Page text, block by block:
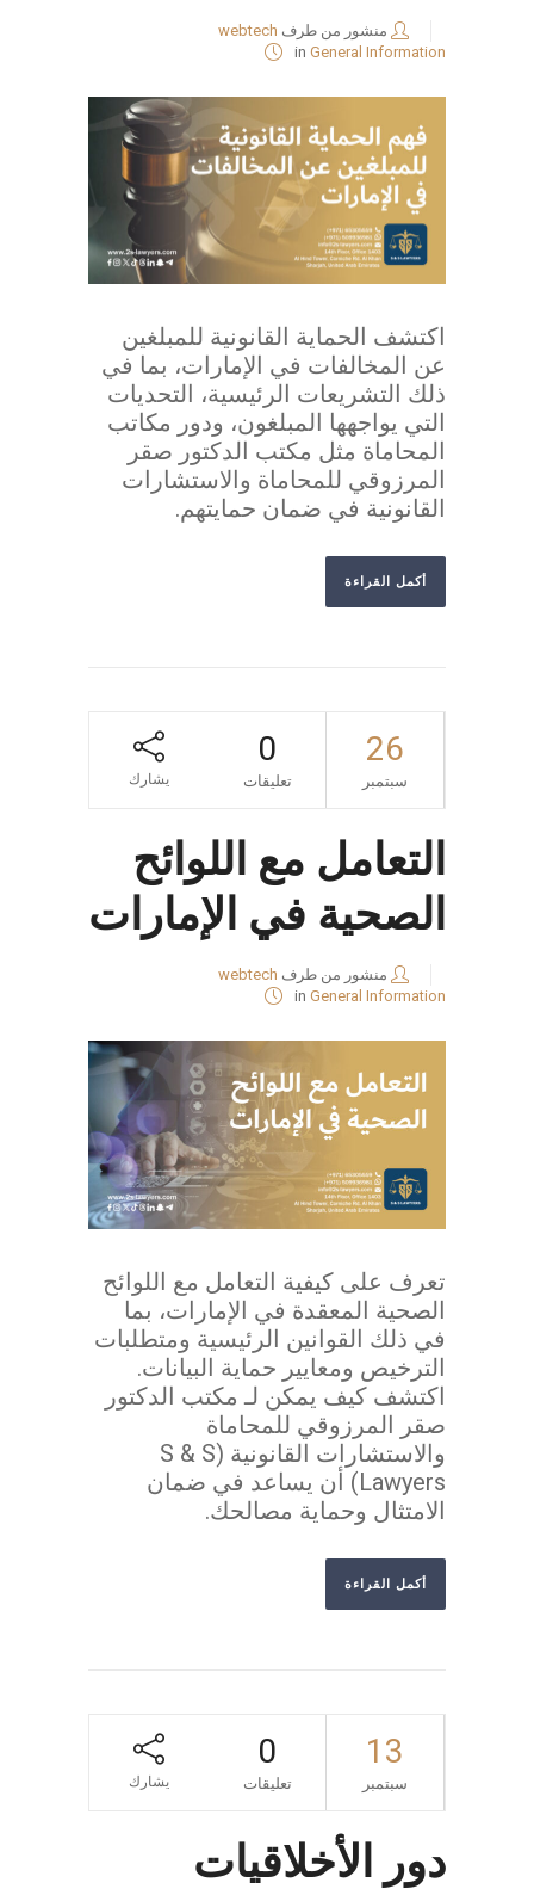
منشور من طرف webtech
in General Information
اكتشف الحماية القانونية للمبلغين
عن المخالفات في الإمارات، بما في
ذلك التشريعات الرئيسية، التحديات
التي يواجهها المبلغون، ودور مكاتب
المحاماة مثل مكتب الدكتور صقر
المرزوقي للمحاماة والاستشارات
القانونية في ضمان حمايتهم.
أكمل القراءة
26
سبتمبر
0
تعليقات يشارك
التعامل مع اللوائح
الصحية في الإمارات
منشور من طرف webtech
in General Information
تعرف على كيفية التعامل مع اللوائح
الصحية المعقدة في الإمارات، بما
في ذلك القوانين الرئيسية ومتطلبات
الترخيص ومعايير حماية البيانات.
اكتشف كيف يمكن لـ مكتب الدكتور
صقر المرزوقي للمحاماة
والاستشارات القانونية (S & S
Lawyers) أن يساعد في ضمان
الامتثال وحماية مصالحك.
أكمل القراءة
13
سبتمبر
0
تعليقات يشارك
دور الأخلاقيات